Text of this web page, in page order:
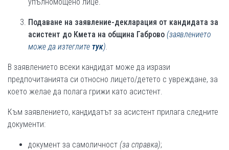
Подаване на заявление-декларация от кандидата за
асистент до Кмета на община Габрово (заявлението
може да изтеглите тук).
В заявлението всеки кандидат може да изрази
предпочитанията си относно лицето/детето с увреждане, за
което желае да полага грижи като асистент.
Към заявлението, кандидатът за асистент прилага следните
документи:
документ за самоличност (за справка);